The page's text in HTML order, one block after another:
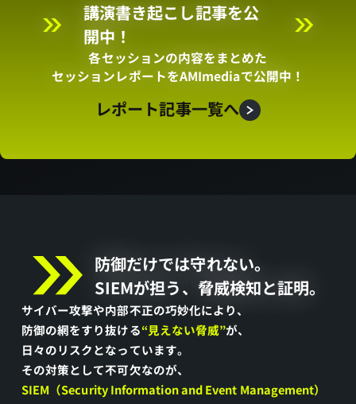
講演書き起こし記事を公
開中！
講
演
書
き
事
を
公
開
中！
各セッションの内容をまとめた
セッションレポートをAMImediaで公開中！
レポート記事一覧へ
防御だけでは守れない。
SIEMが担う、脅威検知と証明。
防
御
だ
け
で
サイバー攻撃や内部不正の巧妙化により、
防御の網をすり抜ける“見えない脅威”が、
日々のリスクとなっています。
その対策として不可欠なのが、
SIEM （Security Information and Event Management）